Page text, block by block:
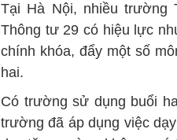
Tại Hà Nội, nhiều trường
Thông tư 29 có hiệu lực
chính khóa, đẩy một số
hai.
Có trường sử dụng buổi
trường đã áp dụng việc